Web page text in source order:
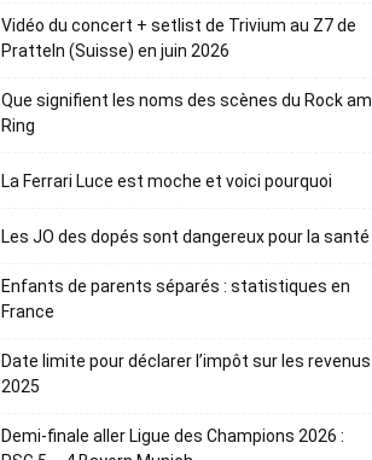
Vidéo du concert + setlist de Trivium au Z7 de
Pratteln (Suisse) en juin 2026
Que signifient les noms des scènes du Rock am
Ring
La Ferrari Luce est moche et voici pourquoi
Les JO des dopés sont dangereux pour la santé
Enfants de parents séparés : statistiques en
France
Date limite pour déclarer l’impôt sur les revenus
2025
Demi-finale aller Ligue des Champions 2026 :